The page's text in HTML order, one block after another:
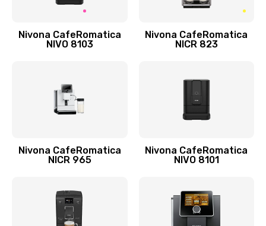
Nivona CafeRomatica
NIVO 8103
Nivona CafeRomatica
NICR 823
Nivona CafeRomatica
NICR 965
Nivona CafeRomatica
NIVO 8101